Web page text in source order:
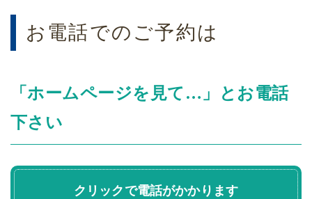
お電話でのご予約は
「ホームページを見て…」とお電話
下さい
クリックで電話がかかります